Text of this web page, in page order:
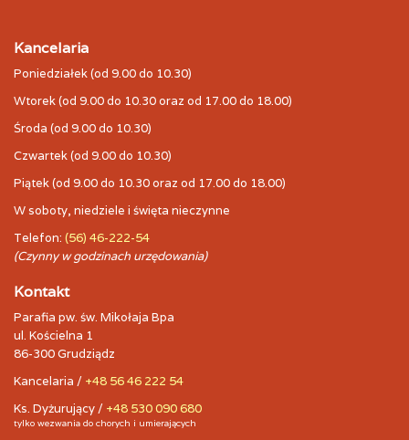
Kancelaria
Poniedziałek (od 9.00 do 10.30)
Wtorek (od 9.00 do 10.30 oraz od 17.00 do 18.00)
Środa (od 9.00 do 10.30)
Czwartek (od 9.00 do 10.30)
Piątek (od 9.00 do 10.30 oraz od 17.00 do 18.00)
W soboty, niedziele i święta nieczynne
Telefon: (56) 46-222-54
(Czynny w godzinach urzędowania)
Kontakt
Parafia pw. św. Mikołaja Bpa
ul. Kościelna 1
86-300 Grudziądz
Kancelaria / +48 56 46 222 54
Ks. Dyżurujący / +48 530 090 680
tylko wezwania do chorych i umierających